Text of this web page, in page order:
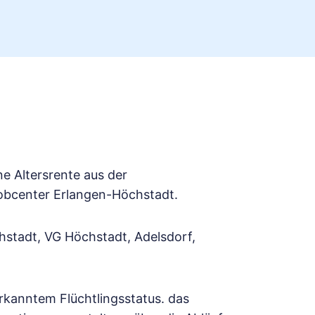
Altersrente aus der
Erlangen-Höchstadt.
VG Höchstadt, Adelsdorf,
Flüchtlingsstatus. das